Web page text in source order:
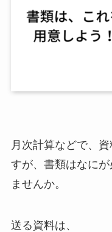
月次計算などで、
すが、書類はなに
ませんか。
送る資料は、